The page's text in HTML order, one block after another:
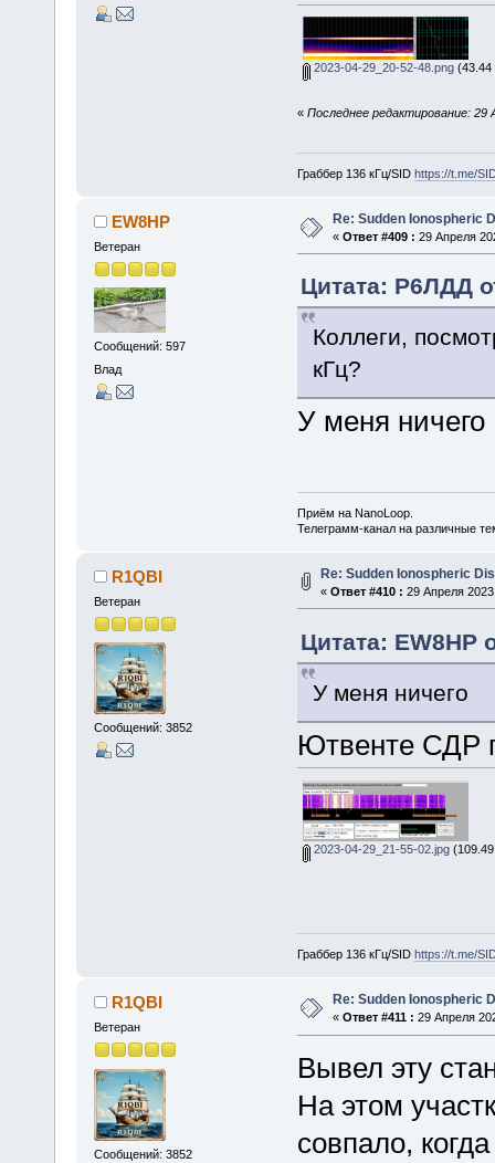
2023-04-29_20-52-48.png(43.44
« Последнее редактирование:
Граббер 136 кГц/SID https://t.me/
EW8HP
Ветеран
Сообщений: 597
Влад
Re: Sudden Ionospheric
« Ответ #409 : 29 Апреля
Цитата: Р6ЛДД
Коллеги,
кГц?
У меня ничего
Приём на NanoLoop.
Телеграмм-канал на различные
R1QBI
Ветеран
Сообщений: 3852
Re: Sudden Ionospheric
« Ответ #410 : 29 Апреля
Цитата: EW8HP
У меня ничего
Ютвенте СДР
2023-04-29_21-55-02.jpg(109.49
Граббер 136 кГц/SID https://t.me/
R1QBI
Ветеран
Сообщений: 3852
Re: Sudden Ionospheric
« Ответ #411 : 29 Апреля
Вывел эту
На этом
совпало,